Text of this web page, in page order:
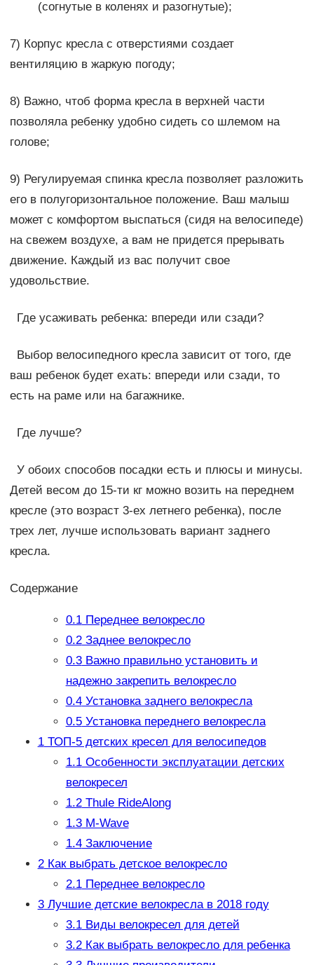
(согнутые в коленях и разогнутые);
7) Корпус кресла с отверстиями создает
вентиляцию в жаркую погоду;
8) Важно, чтоб форма кресла в верхней части
позволяла ребенку удобно сидеть со шлемом на
голове;
9) Регулируемая спинка кресла позволяет разложить
его в полугоризонтальное положение. Ваш малыш
может с комфортом выспаться (сидя на велосипеде)
на свежем воздухе, а вам не придется прерывать
движение. Каждый из вас получит свое
удовольствие.
Где усаживать ребенка: впереди или сзади?
Выбор велосипедного кресла зависит от того, где
ваш ребенок будет ехать: впереди или сзади, то
есть на раме или на багажнике.
Где лучше?
У обоих способов посадки есть и плюсы и минусы.
Детей весом до 15-ти кг можно возить на переднем
кресле (это возраст 3-ех летнего ребенка), после
трех лет, лучше использовать вариант заднего
кресла.
Содержание
0.1Переднее велокресло
0.2Заднее велокресло
0.3Важно правильно установить и
надежно закрепить велокресло
0.4Установка заднего велокресла
0.5Установка переднего велокресла
1ТОП-5 детских кресел для велосипедов
1.1Особенности эксплуатации детских
велокресел
1.2Thule RideAlong
1.3M-Wave
1.4Заключение
2Как выбрать детское велокресло
2.1Переднее велокресло
3Лучшие детские велокресла в 2018 году
3.1Виды велокресел для детей
3.2Как выбрать велокресло для ребенка